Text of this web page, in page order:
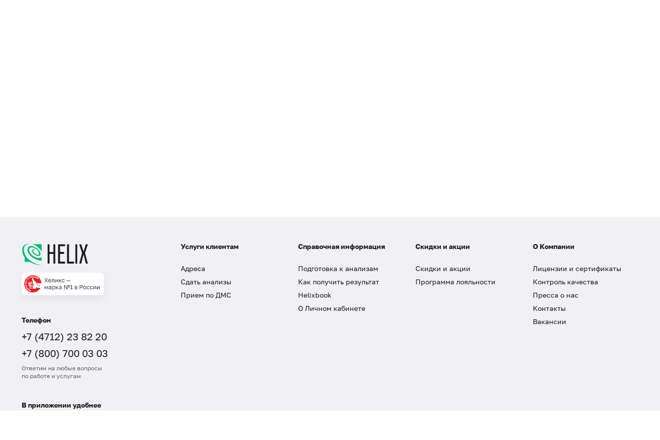
Телефон
+7 (4712) 23 82 20
+7 (800) 700 03 03
Ответим на любые вопросы
по работе и услугам
Услуги клиентам
Адреса
Сдать анализы
Прием по ДМС
Справочная информация
Подготовка к анализам
Как получить результат
Helixbook
О Личном кабинете
Скидки и акции
Скидки и акции
Программа лояльности
О Компании
Лицензии и сертификаты
Контроль качества
Пресса о нас
Контакты
Вакансии
В приложении удобнее